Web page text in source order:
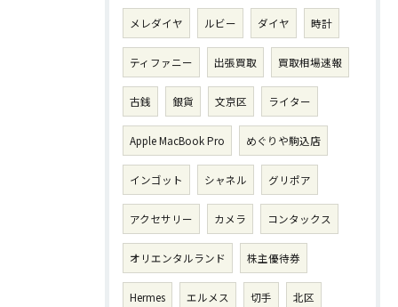
メレダイヤ ルビー ダイヤ 時計
ティファニー 出張買取 買取相場速報
古銭 銀貨 文京区 ライター
Apple MacBook Pro めぐりや駒込店
インゴット シャネル グリポア
アクセサリー カメラ コンタックス
オリエンタルランド 株主優待券
Hermes エルメス 切手 北区